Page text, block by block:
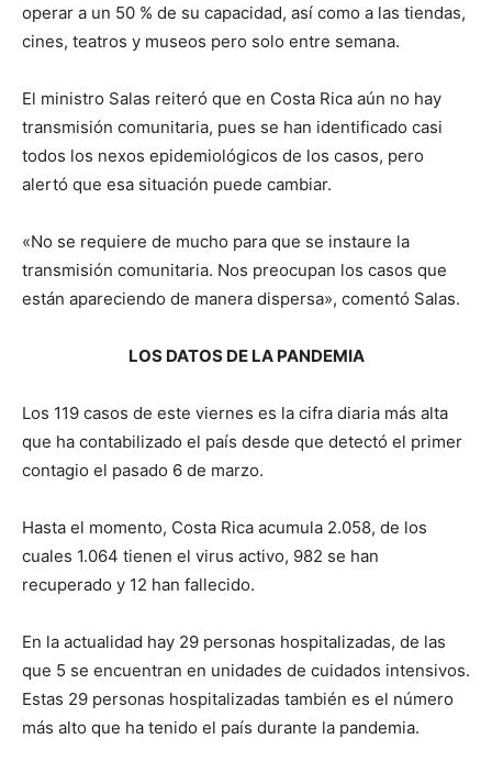
operar a un 50 % de su capacidad, así como a las tiendas,
cines, teatros y museos pero solo entre semana.
El ministro Salas reiteró que en Costa Rica aún no hay
transmisión comunitaria, pues se han identificado casi
todos los nexos epidemiológicos de los casos, pero
alertó que esa situación puede cambiar.
«No se requiere de mucho para que se instaure la
transmisión comunitaria. Nos preocupan los casos que
están apareciendo de manera dispersa», comentó Salas.
LOS DATOS DE LA PANDEMIA
Los 119 casos de este viernes es la cifra diaria más alta
que ha contabilizado el país desde que detectó el primer
contagio el pasado 6 de marzo.
Hasta el momento, Costa Rica acumula 2.058, de los
cuales 1.064 tienen el virus activo, 982 se han
recuperado y 12 han fallecido.
En la actualidad hay 29 personas hospitalizadas, de las
que 5 se encuentran en unidades de cuidados intensivos.
Estas 29 personas hospitalizadas también es el número
más alto que ha tenido el país durante la pandemia.